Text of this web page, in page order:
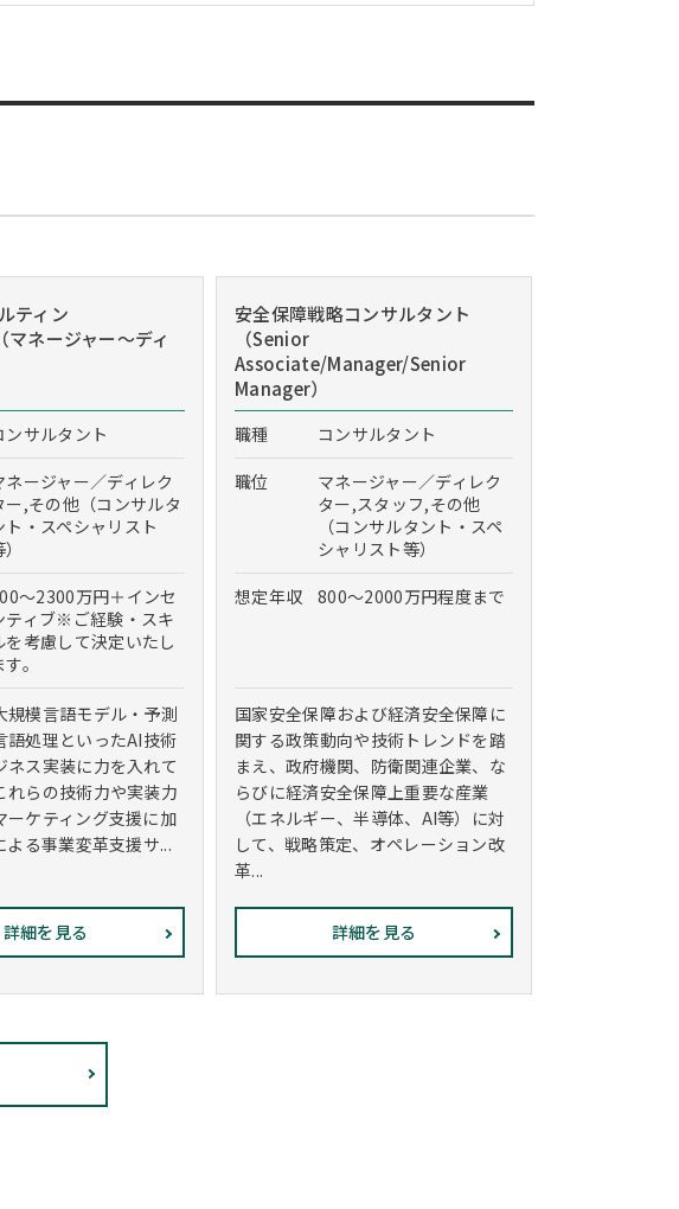
ティン
ネージャー～ディ
ンサルタント
ネージャー／ディレク
ー,その他（コンサルタ
ト・スペシャリスト
～2300万円＋インセ
ティブ※ご経験・スキ
を考慮して決定いたし
す。
規模言語モデル・予測
語処理といったAI技術
ネス実装に力を入れて
れらの技術力や実装力
ーケティング支援に加
よる事業変革支援サ...
詳細を見る
安全保障戦略コンサルタント
（Senior
Associate/Manager/Senior
Manager）
職種
コンサルタント
職位
マネージャー／ディレク
ター,スタッフ,その他
（コンサルタント・スペ
シャリスト等）
想定年収
800～2000万円程度まで
国家安全保障および経済安全保障に
関する政策動向や技術トレンドを踏
まえ、政府機関、防衛関連企業、な
らびに経済安全保障上重要な産業
（エネルギー、半導体、AI等）に対
して、戦略策定、オペレーション改
革...
詳細を見る